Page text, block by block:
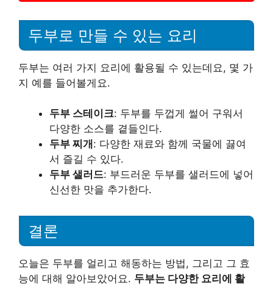
두부로 만들 수 있는 요리
두부는 여러 가지 요리에 활용될 수 있는데요, 몇 가
지 예를 들어볼게요.
두부 스테이크: 두부를 두껍게 썰어 구워서
다양한 소스를 곁들인다.
두부 찌개 : 다양한 재료와 함께 국물에 끓여
서 즐길 수 있다.
두부 샐러드: 부드러운 두부를 샐러드에 넣어
신선한 맛을 추가한다.
결론
오늘은 두부를 얼리고 해동하는 방법, 그리고 그 효
능에 대해 알아보았어요. 두부는 다양한 요리에 활